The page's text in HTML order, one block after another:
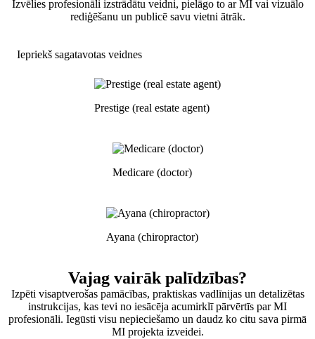
Izvēlies profesionāli izstrādātu veidni, pielāgo to ar MI vai vizuālo
rediģēšanu un publicē savu vietni ātrāk.
Iepriekš sagatavotas veidnes
Prestige (real estate agent)
Medicare (doctor)
Ayana (chiropractor)
Vajag vairāk palīdzības?
Izpēti visaptverošas pamācības, praktiskas vadlīnijas un detalizētas
instrukcijas, kas tevi no iesācēja acumirklī pārvērtīs par MI
profesionāli. Iegūsti visu nepieciešamo un daudz ko citu sava pirmā
MI projekta izveidei.